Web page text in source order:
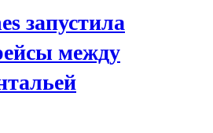
запустила
между